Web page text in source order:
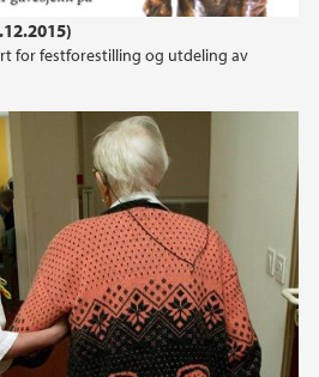
for festforestilling og utdeling av
2013